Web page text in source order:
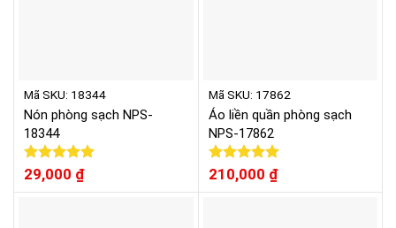
Mã SKU: 18344
Nón phòng sạch NPS-
18344
Được xếp
hạng
5.00
29,000 ₫
Mã SKU: 17862
Áo liền quần phòng sạch
NPS-17862
Được xếp
hạng
210,000 ₫